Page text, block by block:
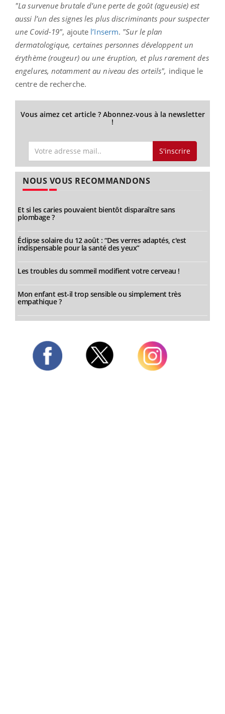
"La survenue brutale d’une perte de goût (agueusie) est
aussi l’un des signes les plus discriminants pour suspecter
une Covid-19", ajoute l’Inserm. "Sur le plan
dermatologique, certaines personnes développent un
érythème (rougeur) ou une éruption, et plus rarement des
engelures, notamment au niveau des orteils", indique le
centre de recherche.
Vous aimez cet article ? Abonnez-vous à la newsletter
!
S'inscrire
NOUS VOUS RECOMMANDONS
Et si les caries pouvaient bientôt disparaître sans
plombage ?
Éclipse solaire du 12 août : “Des verres adaptés, c'est
indispensable pour la santé des yeux”
Les troubles du sommeil modifient votre cerveau !
Mon enfant est-il trop sensible ou simplement très
empathique ?